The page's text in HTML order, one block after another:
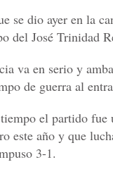
se dio ayer en la
del José Trinidad
va en serio y
de guerra al
el partido fue
este año y que
3-1.